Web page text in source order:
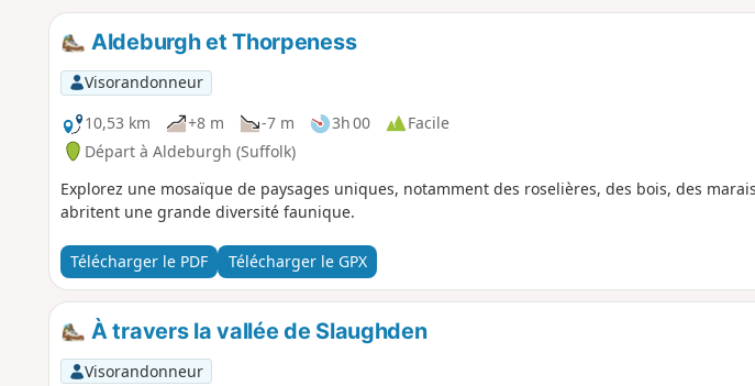
Aldeburgh et Thorpeness
Visorandonneur
10,53 km
+8 m -7 m 3h 00
Facile
Départ à Aldeburgh (Suffolk)
Explorez une mosaïque de paysages uniques, notamment des roselières, des bois, des
abritent une grande diversité faunique.
Télécharger le PDF Télécharger le GPX
À travers la vallée de Slaughden
Visorandonneur